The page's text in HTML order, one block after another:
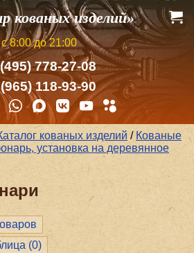
изделий»
с 8:00 до 21:00
778-27-08
118-93-90
кованых изделий / Кованые
установка на деревянное
(0)